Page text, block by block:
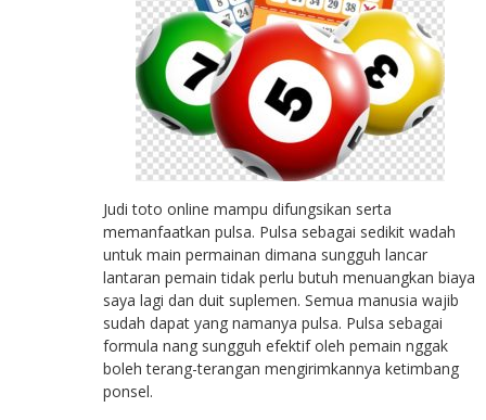
Judi toto online mampu difungsikan serta
memanfaatkan pulsa. Pulsa sebagai sedikit wadah
untuk main permainan dimana sungguh lancar
lantaran pemain tidak perlu butuh menuangkan biaya
saya lagi dan duit suplemen. Semua manusia wajib
sudah dapat yang namanya pulsa. Pulsa sebagai
formula nang sungguh efektif oleh pemain nggak
boleh terang-terangan mengirimkannya ketimbang
ponsel.